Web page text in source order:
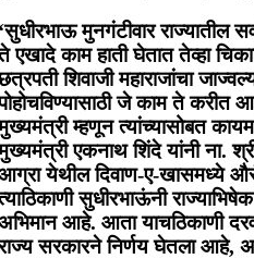
मुनगंटीवार राज्यातील
एखादे काम हाती घेतात तेव्हा
शिवाजी महाराजांचा
जे काम ते
म्हणून त्यांच्यासोबत
एकनाथ शिंदे यांनी ना.
येथील दिवाण-ए-खासमध्ये
सुधीरभाऊंनी
आहे. आता याचठिकाणी
सरकारने निर्णय घेतला आहे,